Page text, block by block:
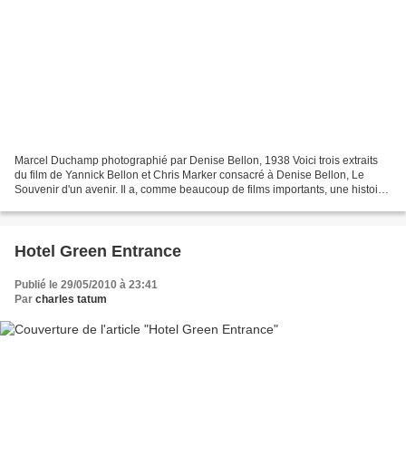
Marcel Duchamp photographié par Denise Bellon, 1938 Voici trois extraits
du film de Yannick Bellon et Chris Marker consacré à Denise Bellon, Le
Souvenir d'un avenir. Il a, comme beaucoup de films importants, une histoire
Hotel Green Entrance
Publié le 29/05/2010 à 23:41
Par charles tatum